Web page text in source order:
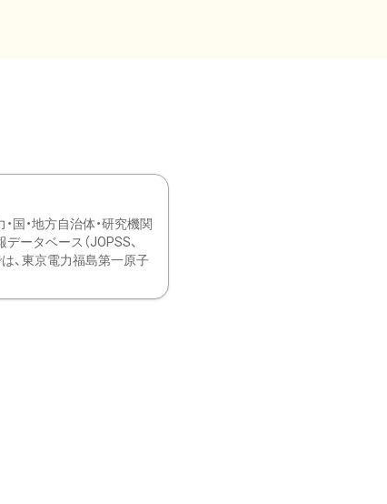
・地方自治体・研究機関
ータベース（JOPSS、
、東京電力福島第一原子